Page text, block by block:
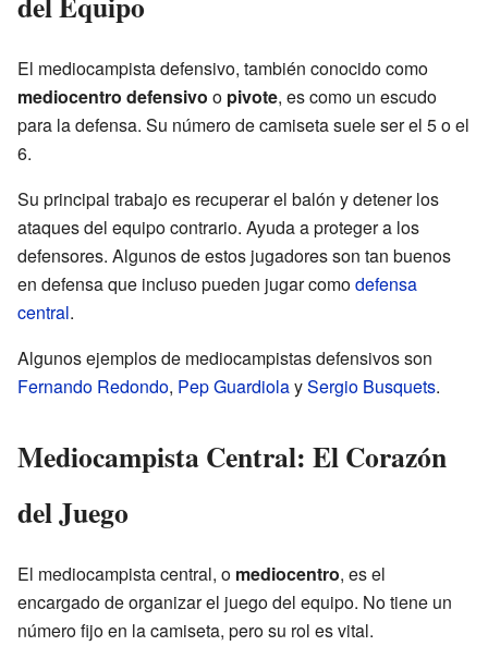
El mediocampista defensivo, también conocido como
mediocentro defensivo o pivote, es como un escudo
para la defensa. Su número de camiseta suele ser el 5 o el
6.
Su principal trabajo es recuperar el balón y detener los
ataques del equipo contrario. Ayuda a proteger a los
defensores. Algunos de estos jugadores son tan buenos
en defensa que incluso pueden jugar comodefensa
central.
Algunos ejemplos de mediocampistas defensivos son
Fernando Redondo, Pep GuardiolaySergio Busquets.
Mediocampista Central: El Corazón
del Juego
El mediocampista central, o mediocentro, es el
encargado de organizar el juego del equipo. No tiene un
número fijo en la camiseta, pero su rol es vital.